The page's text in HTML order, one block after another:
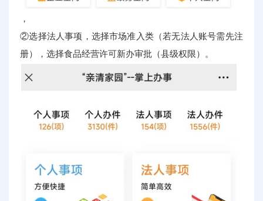
，
②选择法人事项，选择市场准入类（若无法人账号需先注
册），选择食品经营许可新办审批（县级权限）。